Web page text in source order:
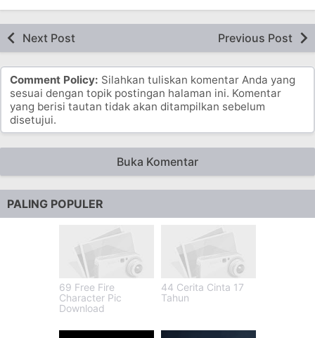
Next Post Previous Post
Comment Policy: Silahkan tuliskan komentar Anda yang
sesuai dengan topik postingan halaman ini. Komentar
yang berisi tautan tidak akan ditampilkan sebelum
disetujui.
Buka Komentar
PALING POPULER
69 Free Fire
Character Pic
Download
44 Cerita Cinta 17
Tahun